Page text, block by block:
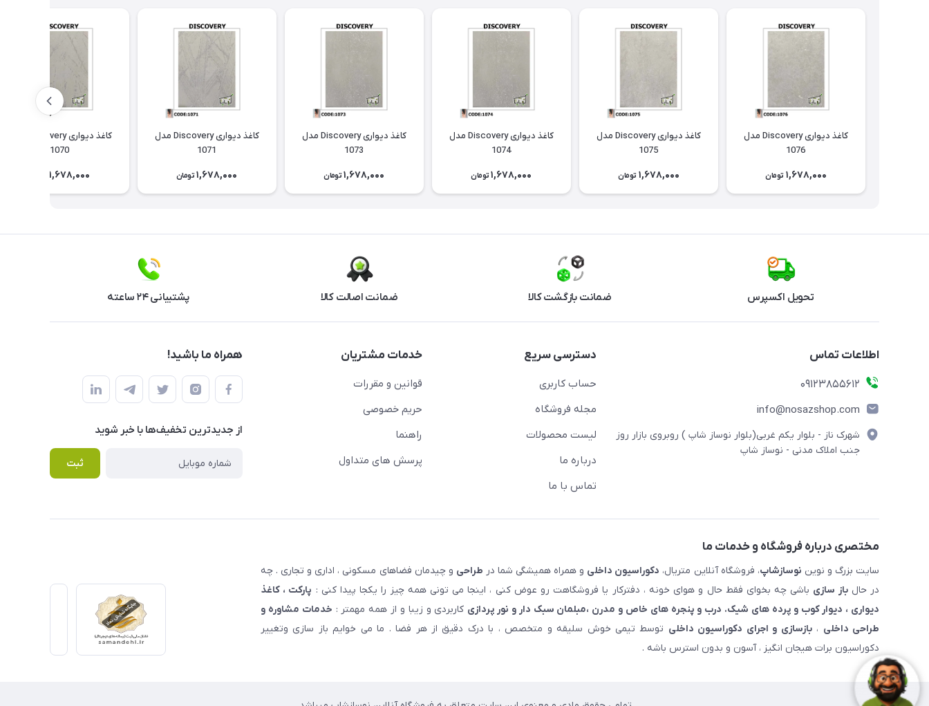
کاغذ دیواری Discovery مدل
1076
1,678,000 تومان
کاغذ دیواری Discovery مدل
1075
1,678,000 تومان
کاغذ دیواری Discovery مدل
1074
1,678,000 تومان
کاغذ دیواری Discovery مدل
1073
1,678,000 تومان
کاغذ دیواری Discovery مدل
1071
1,678,000 تومان
1070
1,678,000
تحویل اکسپرس ضمانت بازگشت کالا ضمانت اصالت کالا پشتیبانی ۲۴ ساعته
اطلاعات تماس
09123855612
info@nosazshop.com
شهرک ناز - بلوار یکم غربی(بلوار نوساز شاپ ) روبروی بازار روز
جنب املاک مدنی - نوساز شاپ
دسترسی سریع
حساب کاربری
مجله فروشگاه
لیست محصولات
درباره ما
تماس با ما
خدمات مشتریان
قوانین و مقررات
حریم خصوصی
راهنما
پرسش های متداول
همراه ما باشید!
از جدید‌ترین تخفیف‌ها با‌ خبر شوید
ثبت
مختصری درباره فروشگاه و خدمات ما
سایت بزرگ و نوین نوسازشاپ، فروشگاه آنلاین متریال، دکوراسیون داخلی و همراه همیشگی شما در طراحی و چیدمان فضاهای مسکونی ، اداری و تجاری . چه
در حالباز سازی باشی چه بخوای فقط حال و هوای خونه ، دفترکار یا فروشگاهت رو عوض کنی ، اینجا می تونی همه چیز را یکجا پیدا کنی : پارکت ، کاغذ
دیواری ، دیوار کوب و پرده های شیک. درب و پنجره های خاص و مدرن ،مبلمان سبک دار و نور پردازی کاربردی و زیبا و از همه مهمتر : خدمات مشاوره و
طراحی داخلی ،بازسازی و اجرای دکوراسیون داخلی توسط تیمی خوش سلیقه و متخصص ، با درک دقیق از هر فضا . ما می خوایم باز سازی وتغییر
دکوراسیون برات هیجان انگیز ، آسون و بدون استرس باشه .